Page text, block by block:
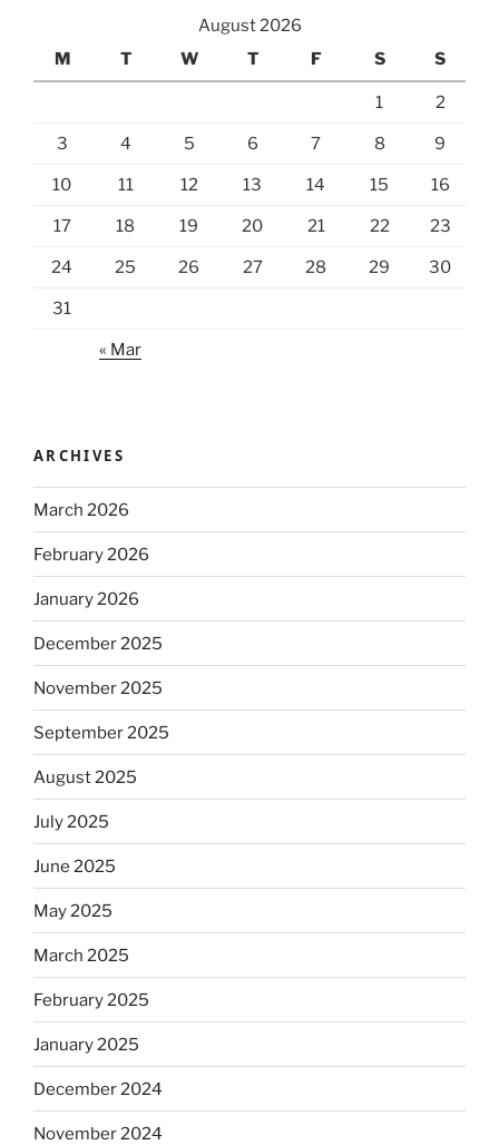
August 2026
M
T W T F S S
1 2
3 4 5 6 7 8 9
10 11 12 13 14 15 16
17 18 19 20 21 22 23
24 25 26 27 28 29 30
31
« Mar
ARCHIVES
March 2026
February 2026
January 2026
December 2025
November 2025
September 2025
August 2025
July 2025
June 2025
May 2025
March 2025
February 2025
January 2025
December 2024
November 2024